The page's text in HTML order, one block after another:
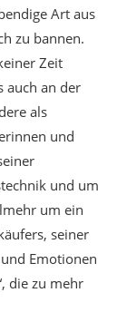
Art aus
zu bannen.
Zeit
auch an der
als
und
und um
um ein
seiner
Emotionen
die zu mehr